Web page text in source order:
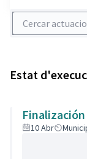
Cercar actuacions
Estat
10 Abr